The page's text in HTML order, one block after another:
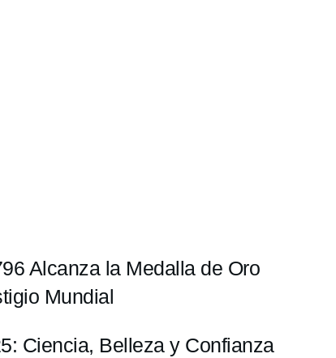
Alcanza la Medalla de Oro
Mundial
Ciencia, Belleza y Confianza